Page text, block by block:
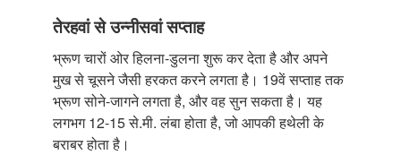
तेरहवां से उन्नीसवां सप्ताह
भ्रूण चारों ओर हिलना-डुलना शुरू कर देता है और अपने
मुख से चूसने जैसी हरकत करने लगता है। 19वें सप्ताह तक
भ्रूण सोने-जागने लगता है, और वह सुन सकता है। यह
लगभग 12-15 से.मी. लंबा होता है, जो आपकी हथेली के
बराबर होता है।